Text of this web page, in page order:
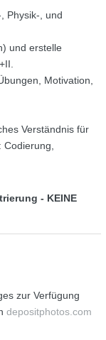
Physik-, und
und erstelle
Motivation,
Verständnis für
- KEINE
zur Verfügung
depositphotos.com